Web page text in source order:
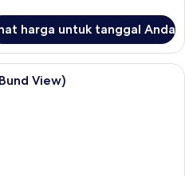
harga untuk tanggal Anda
Kamar, 1 Tempat Tidur King (Bund
View)